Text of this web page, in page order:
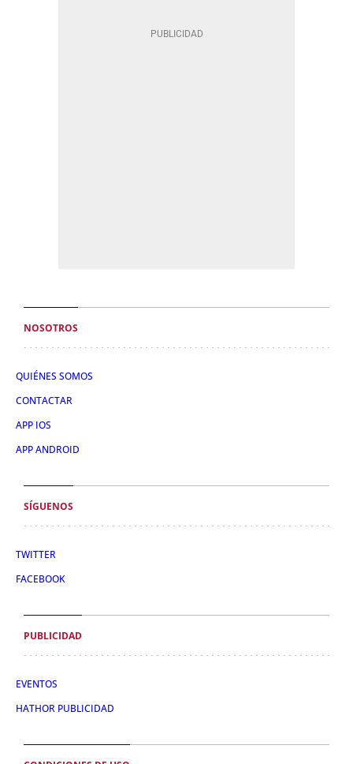
NOSOTROS
QUIÉNES SOMOS
CONTACTAR
APP IOS
APP ANDROID
SÍGUENOS
TWITTER
FACEBOOK
PUBLICIDAD
EVENTOS
HATHOR PUBLICIDAD